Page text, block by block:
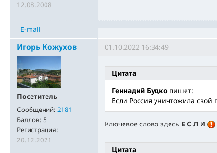
12.08.2008
E-mail
Игорь Кожухов
Посетитель
Сообщений: 2181
Баллов: 5
Регистрация:
20.12.2021
01.10.2022 16:34:49
Цитата
Геннадий Будко пишет:
Если Россия уничтожила свой
Ключевое слово здесь Е С Л И
Цитата